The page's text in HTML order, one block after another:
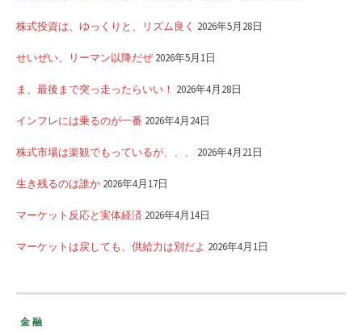
株式投資は、ゆっくりと、リズム良く 2026年5月28日
せいぜい、リーマン以降だぜ2026年5月1日
ま、最後まで突っ走ったらいい！ 2026年4月28日
インフレには乗るのが一番 2026年4月24日
株式市場は楽観でもっているが、、、 2026年4月21日
生き残るのは誰か 2026年4月17日
マーケット反応と実体経済 2026年4月14日
マーケットは戻しても、供給力は別だよ 2026年4月1日
金融